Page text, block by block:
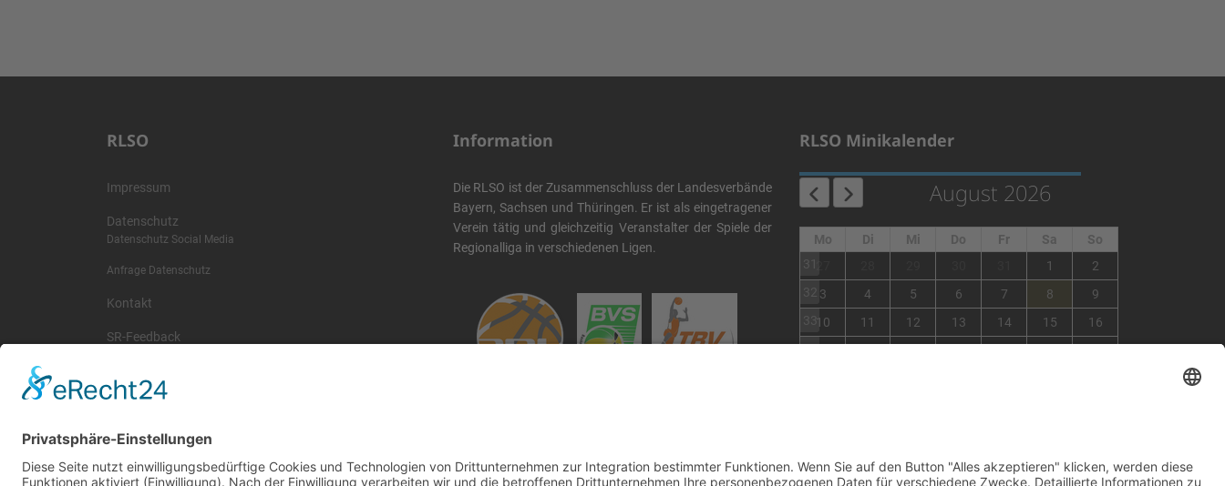
×
Fehler
RLSO
Impressum
Datenschutz
Datenschutz Social Media
Anfrage Datenschutz
Kontakt
SR-Feedback
Information
Die RLSO ist der Zusammenschluss der Landesverbände
Bayern, Sachsen und Thüringen. Er ist als eingetragener
Verein tätig und gleichzeitig Veranstalter der Spiele der
Regionalliga in verschiedenen Ligen.
RLSO Minikalender
August 2026
Mo Di Mi Do Fr Sa
So
31
1
2
32 3 4 5 6 7 8
9
3310 11 12 13 14 15
16
34